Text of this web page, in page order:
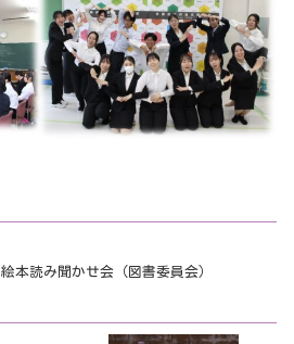
絵本読み聞かせ会（図書委員会）